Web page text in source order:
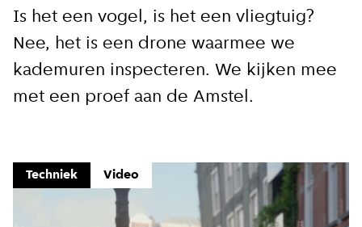
Is het een vogel, is het een vliegtuig?
Nee, het is een drone waarmee we
kademuren inspecteren. We kijken mee
met een proef aan de Amstel.
Techniek Video